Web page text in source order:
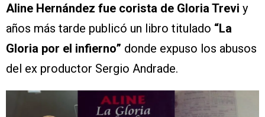
Aline Hernández fue corista de Gloria Trevi y
años más tarde publicó un libro titulado “La
Gloria por el infierno” donde expuso los abusos
del ex productor Sergio Andrade.